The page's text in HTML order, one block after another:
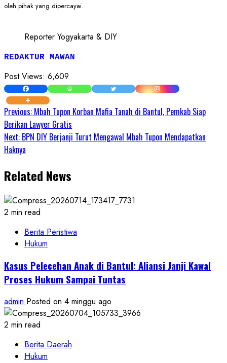
oleh pihak yang dipercayai.
Reporter Yogyakarta & DIY
REDAKTUR MAWAN
Post Views: 6,609
Continue
Reading
Previous: Mbah Tupon Korban Mafia Tanah di Bantul, Pemkab Siap
Berikan Lawyer Gratis
Next: BPN DIY Berjanji Turut Mengawal Mbah Tupon Mendapatkan
Haknya
Related News
2 min read
Berita Peristiwa
Hukum
Kasus Pelecehan Anak di Bantul: Aliansi Janji Kawal
Proses Hukum Sampai Tuntas
admin Posted on 4 minggu ago
2 min read
Berita Daerah
Hukum